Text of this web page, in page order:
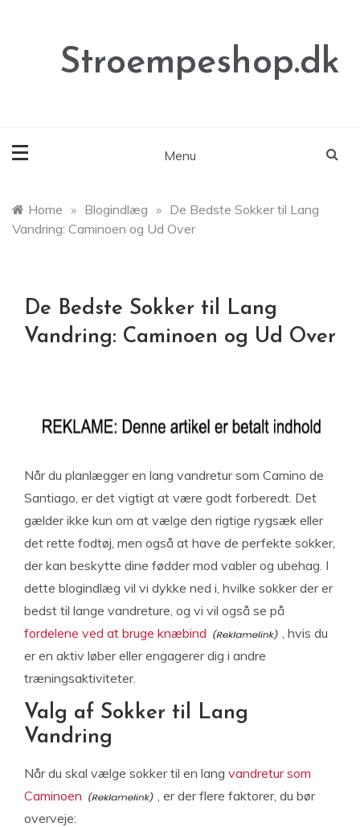
Stroempeshop.dk
Menu
Home » Blogindlæg » De Bedste Sokker til Lang
Vandring: Caminoen og Ud Over
De Bedste Sokker til Lang
Vandring: Caminoen og Ud Over
Når du planlægger en lang vandretur som Camino de
Santiago, er det vigtigt at være godt forberedt. Det
gælder ikke kun om at vælge den rigtige rygsæk eller
det rette fodtøj, men også at have de perfekte sokker,
der kan beskytte dine fødder mod vabler og ubehag. I
dette blogindlæg vil vi dykke ned i, hvilke sokker der er
bedst til lange vandreture, og vi vil også se på
fordelene ved at bruge knæbind
, hvis du
er en aktiv løber eller engagerer dig i andre
træningsaktiviteter.
Valg af Sokker til Lang
Vandring
Når du skal vælge sokker til en lang vandretur som
Caminoen
, er der flere faktorer, du bør
overveje: